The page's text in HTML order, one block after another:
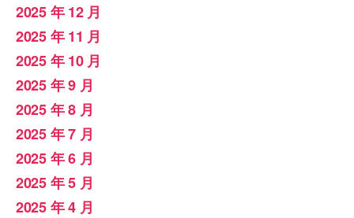
2025 年 12 月
2025 年 11 月
2025 年 10 月
2025 年 9 月
2025 年 8 月
2025 年 7 月
2025 年 6 月
2025 年 5 月
2025 年 4 月